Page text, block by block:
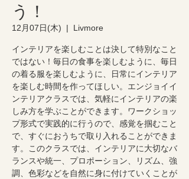
う！
12月07日(木)
  |
Livmore
インテリアを楽しむことは決して特別なこと
ではない！毎日の食事を楽しむように、毎日
の着る服を楽しむように、日常にインテリア
を楽しむ時間を作ってほしい。エンジョイイ
ンテリアクラスでは、気軽にインテリアの楽
しみ方を学ぶことができます。ワークショッ
プ形式で実践的に行うので、感覚を掴むこと
で、すぐにおうちで取り入れることができま
す。このクラスでは、インテリアに大切なバ
ランスや統一、プロポーション、リズム、強
調、色彩などを自然に身に付けていくことが